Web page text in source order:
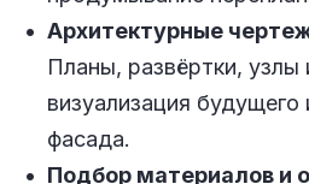
Архитектурные
Планы, развёртки, узлы
визуализация будущего
фасада.
Подбор материалов и